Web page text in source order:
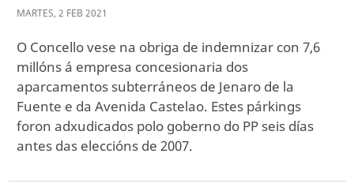
MARTES, 2 FEB 2021
O Concello vese na obriga de indemnizar con 7,6
millóns á empresa concesionaria dos
aparcamentos subterráneos de Jenaro de la
Fuente e da Avenida Castelao. Estes párkings
foron adxudicados polo goberno do PP seis días
antes das eleccións de 2007.